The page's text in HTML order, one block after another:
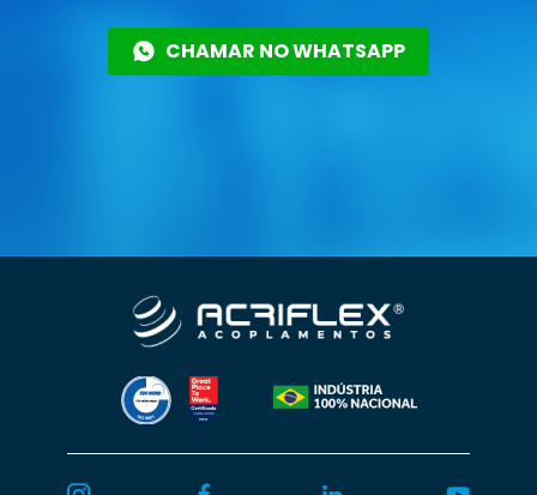
CHAMAR NO WHATSAPP